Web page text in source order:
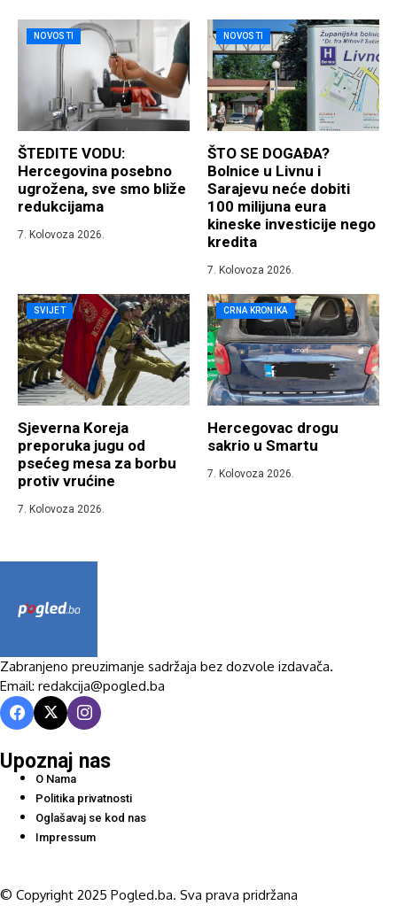
NOVOSTI
ŠTEDITE VODU:
Hercegovina posebno
ugrožena, sve smo bliže
redukcijama
7. Kolovoza 2026.
NOVOSTI
ŠTO SE DOGAĐA?
Bolnice u Livnu i
Sarajevu neće dobiti
100 milijuna eura
kineske investicije nego
kredita
7. Kolovoza 2026.
SVIJET
Sjeverna Koreja
preporuka jugu od
psećeg mesa za borbu
protiv vrućine
7. Kolovoza 2026.
CRNA KRONIKA
Hercegovac drogu
sakrio u Smartu
7. Kolovoza 2026.
Zabranjeno preuzimanje sadržaja bez dozvole izdavača.
Email: redakcija@pogled.ba
Upoznaj nas
O Nama
Politika privatnosti
Oglašavaj se kod nas
Impressum
© Copyright 2025 Pogled.ba. Sva prava pridržana